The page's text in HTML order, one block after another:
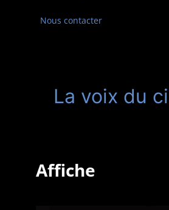
Nous contacter
La voix du
Affiche